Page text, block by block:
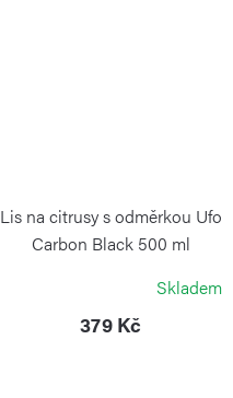
Lis na citrusy s odměrkou Ufo
Carbon Black 500 ml
Skladem
379 Kč